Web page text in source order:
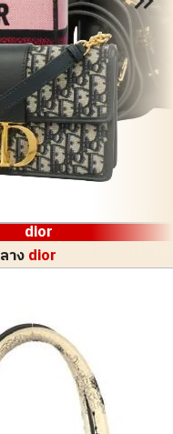
dior
างdior